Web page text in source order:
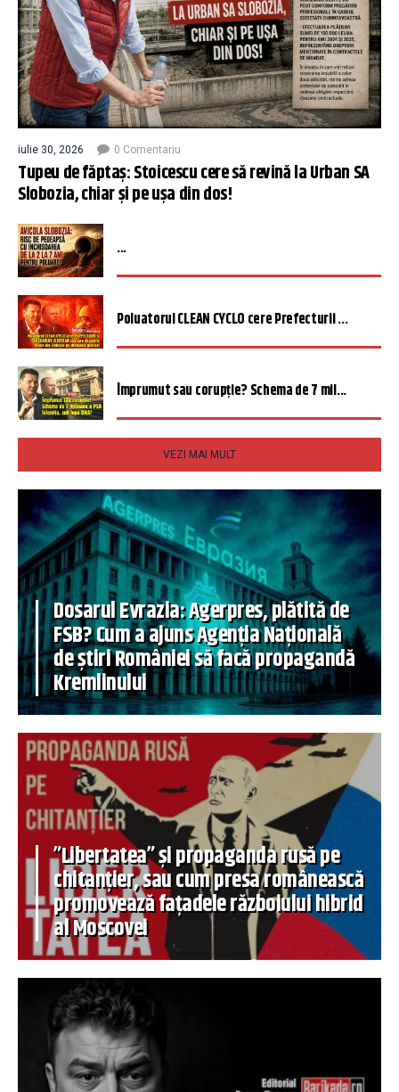
iulie 30, 2026 0 Comentariu
Tupeu de făptaș: Stoicescu cere să revină la Urban SA
Slobozia, chiar și pe ușa din dos!
...
Poluatorul CLEAN CYCLO cere Prefecturii ...
Împrumut sau corupție? Schema de 7 mil...
VEZI MAI MULT
Dosarul Evrazia: Agerpres, plătită de
FSB? Cum a ajuns Agenția Națională
de știri României să facă propagandă
Kremlinului
”Libertatea” și propaganda rusă pe
chitanțier, sau cum presa românească
promovează fațadele războiului hibrid
al Moscovei